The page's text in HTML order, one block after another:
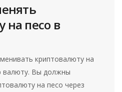
на песо в
криптовалюту на
валюту. Вы должны
на песо через